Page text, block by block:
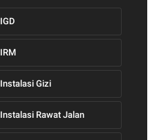
IGD
IRM
Instalasi Gizi
Instalasi Rawat Jalan